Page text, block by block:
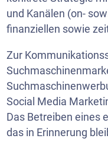
und Kanälen (on-
finanziellen sowie
Zur
Social Media
Das Betreiben eines
das in Erinnerung